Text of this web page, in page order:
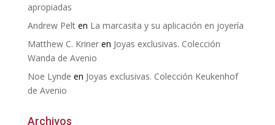
apropiadas
Andrew Pelten La marcasita y su aplicación en joyería
Matthew C. Krineren Joyas exclusivas. Colección
Wanda de Avenio
Noe Lynde en Joyas exclusivas. Colección Keukenhof
de Avenio
Archivos